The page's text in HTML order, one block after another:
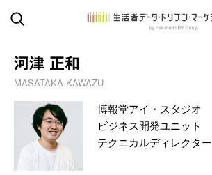
河津 正和
MASATAKA KAWAZU
博報堂アイ・スタジオ
ビジネス開発ユニット
テクニカルディレクター